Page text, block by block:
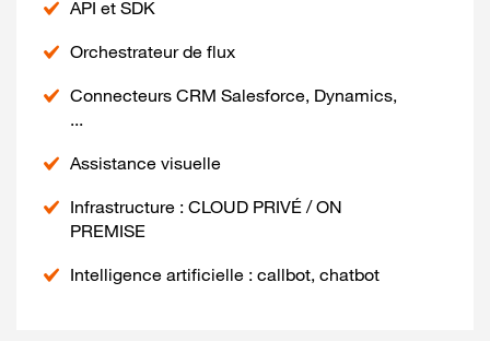
API et SDK
Orchestrateur de flux
Connecteurs CRM Salesforce, Dynamics,
...
Assistance visuelle
Infrastructure : CLOUD PRIVÉ / ON
PREMISE
Intelligence artificielle : callbot, chatbot